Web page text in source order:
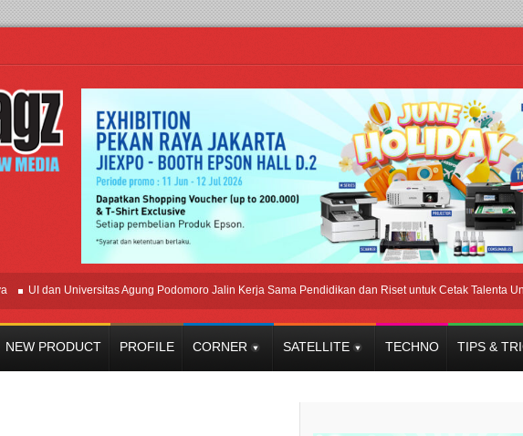
UI dan Universitas Agung Podomoro Jalin Kerja Sama Pendidikan dan Riset untuk Cetak Talenta Unggul
NEW PRODUCT PROFILE CORNER SATELLITE TECHNO TIPS &